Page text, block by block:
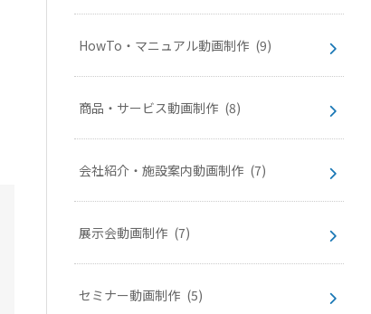
HowTo・マニュアル動画制作 (9)
商品・サービス動画制作 (8)
会社紹介・施設案内動画制作 (7)
展示会動画制作 (7)
セミナー動画制作 (5)